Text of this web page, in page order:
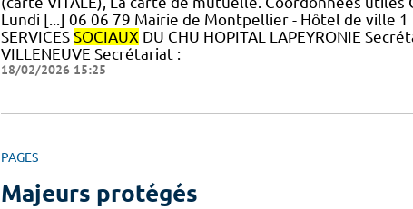
Lundi [...] 06 06 79 Mairie de Montpellier - Hôtel de ville
SERVICES SOCIAUX DU CHU HOPITAL LAPEYRONIE
VILLENEUVE Secrétariat :
18/02/2026 15:25
PAGES
Majeurs protégés